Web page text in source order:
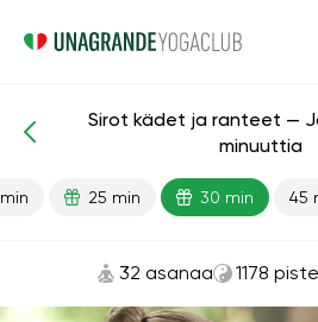
Kädet
Sirot kädet ja ranteet —
minuuttia
25 min 30 min 45
32 asanaa 1178